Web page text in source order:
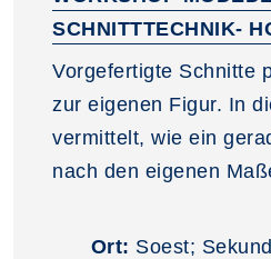
SCHNITTTECHNIK-
Vorgefertigte Schnitte
zur eigenen Figur. In
vermittelt, wie ein
nach den eigenen
Ort: Soest;